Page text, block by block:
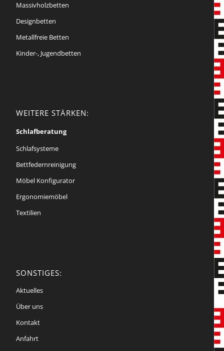
Massivholzbetten
Designbetten
Metallfreie Betten
Kinder-, Jugendbetten
WEITERE STÄRKEN:
Schlafberatung
Schlafsysteme
Bettfedernreinigung
Möbel Konfigurator
Ergonomiemöbel
Textilien
SONSTIGES:
Aktuelles
Über uns
Kontakt
Anfahrt